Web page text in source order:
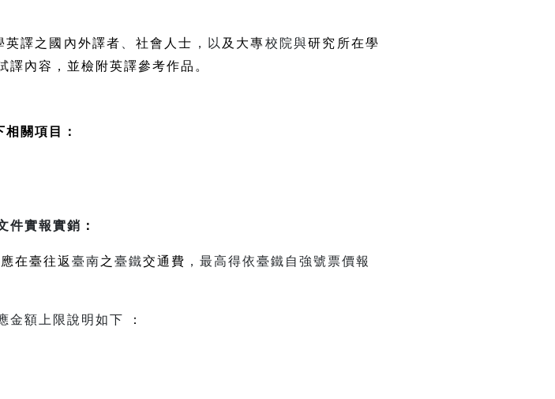
英譯之國內外譯者 社會人士 ，以 及大專校院與研究所在學
內容，並檢附英譯參考作品。
關項目：
件實報實銷 ：
應在臺往返臺南之臺鐵交通費 ，最高得依臺鐵自強號票價報
金額上限說明如下 ：